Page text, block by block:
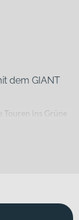
dem GIANT
Touren ins Grüne